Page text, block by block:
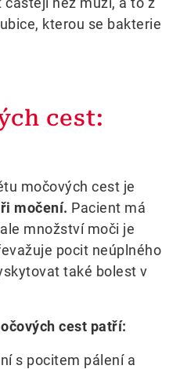
kterou se bakterie
cest:
močových cest je
močení. Pacient má
množství moči je
pocit neúplného
také bolest v
cest patří:
s pocitem pálení a